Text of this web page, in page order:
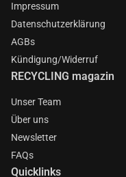
Impressum
Datenschutzerklärung
AGBs
Kündigung/Widerruf
RECYCLING magazin
Unser Team
Über uns
Newsletter
FAQs
Quicklinks